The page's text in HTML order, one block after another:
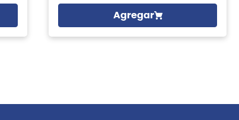
Agregar